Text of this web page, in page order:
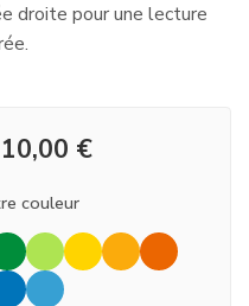
droite pour une lecture
10,00 €
couleur